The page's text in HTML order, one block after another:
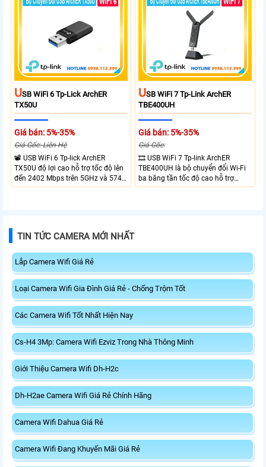
focus for better coverage. Upgrade
leading-edge features.
Wifi 6 cung cấp hiệu suất cao và
ổn định cho mạng Wi-Fi của bạn.
USB WiFi 6 Tp-Lick ArchER
TX50U
Giá bán: 5%-35%
Giá Gốc: Liên Hệ
📽 USB WiFi 6 Tp-lick ArchER
TX50U độ lợi cao hỗ trợ tốc độ lên
đến 2402 Mbps trên 5GHz và 574
Mbps trên 2.4GHz mang đến kết
3.0 tốc độ cao hỗ trợ truyền tải dữ
liệu nhanh, kết hợp WPA3 tăng
USB WiFi 7 Tp-Link ArchER
TBE400UH
Giá bán: 5%-35%
Giá Gốc:
🎞 USB WiFi 7 Tp-link ArchER
TBE400UH là bộ chuyển đổi Wi-Fi
ba băng tần tốc độ cao hỗ trợ
2882 Mbps trên 6GHz, 2882 Mbps
TIN TỨC CAMERA MỚI NHẤT
Lắp Camera Wifi Giá Rẻ
Loại Camera Wifi Gia Đình Giá Rẻ - Chống Trộm Tốt
Các Camera Wifi Tốt Nhất Hiện Nay
Cs-H4 3Mp: Camera Wifi Ezviz Trong Nhà Thông Minh
Giới Thiệu Camera Wifi Dh-H2c
Dh-H2ae Camera Wifi Giá Rẻ Chính Hãng
Camera Wifi Dahua Giá Rẻ
Camera Wifi Đang Khuyến Mãi Giá Rẻ